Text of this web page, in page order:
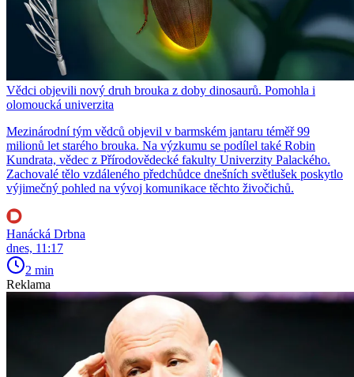
Vědci objevili nový druh brouka z doby dinosaurů. Pomohla i
olomoucká univerzita
Mezinárodní tým vědců objevil v barmském jantaru téměř 99
milionů let starého brouka. Na výzkumu se podílel také Robin
Kundrata, vědec z Přírodovědecké fakulty Univerzity Palackého.
Zachovalé tělo vzdáleného předchůdce dnešních světlušek poskytlo
výjimečný pohled na vývoj komunikace těchto živočichů.
Hanácká Drbna
dnes, 11:17
2 min
Reklama